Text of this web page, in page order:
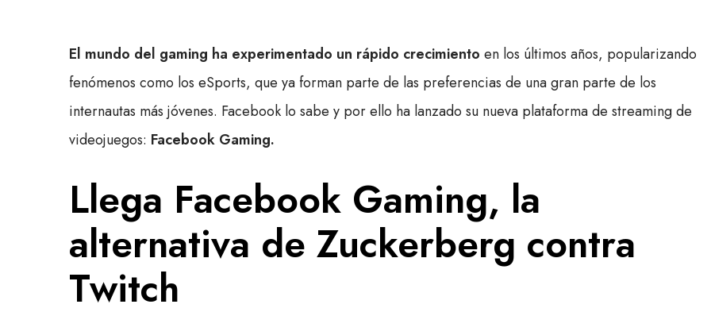
El mundo del gaming ha experimentado un rápido crecimiento en los últimos años, popularizando
fenómenos como los eSports, que ya forman parte de las preferencias de una gran parte de los
internautas más jóvenes. Facebook lo sabe y por ello ha lanzado su nueva plataforma de streaming de
videojuegos: Facebook Gaming.
Llega Facebook Gaming, la
alternativa de Zuckerberg contra
Twitch